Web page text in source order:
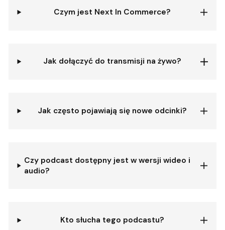
Czym jest Next In Commerce?
Jak dołączyć do transmisji na żywo?
Jak często pojawiają się nowe odcinki?
Czy podcast dostępny jest w wersji wideo i
audio?
Kto słucha tego podcastu?